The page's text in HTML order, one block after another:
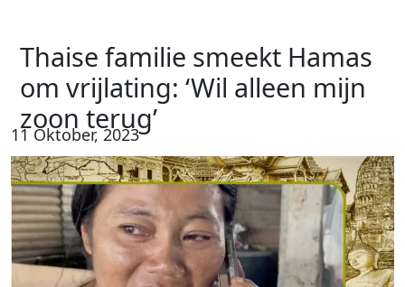
Thaise familie smeekt Hamas
om vrijlating: ‘Wil alleen mijn
zoon terug’
11 Oktober, 2023